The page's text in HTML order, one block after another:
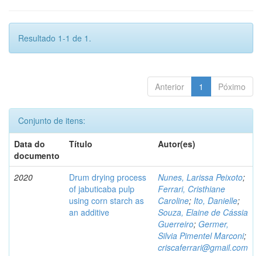
Resultado 1-1 de 1.
Anterior 1 Póximo
Conjunto de itens:
Data do
documento
Título Autor(es)
2020
Drum drying process
of jabuticaba pulp
using corn starch as
an additive
Nunes, Larissa Peixoto;
Ferrari, Cristhiane
Caroline; Ito, Danielle;
Souza, Elaine de Cássia
Guerreiro; Germer,
Silvia Pimentel Marconi;
criscaferrari@gmail.com